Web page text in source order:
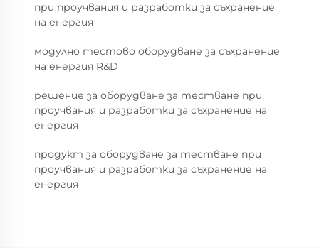
при проучвания и разработки за съхранение
на енергия
модулно тестово оборудване за съхранение
на енергия R&D
решение за оборудване за тестване при
проучвания и разработки за съхранение на
енергия
продукт за оборудване за тестване при
проучвания и разработки за съхранение на
енергия